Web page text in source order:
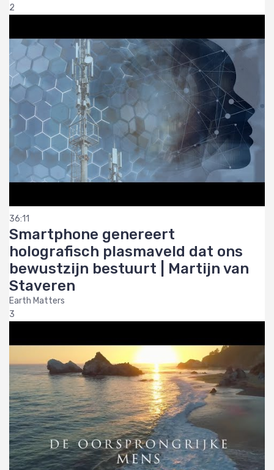
2
36:11
Smartphone genereert
holografisch plasmaveld dat ons
bewustzijn bestuurt | Martijn van
Staveren
Earth Matters
3